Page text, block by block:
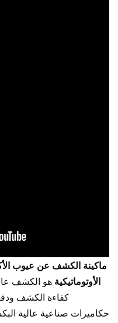
ماكينة الكشف عن عيوب
الأوتوماتيكية هو الكشف
كفاءة الكشف
حكاميرات صناعية عالية